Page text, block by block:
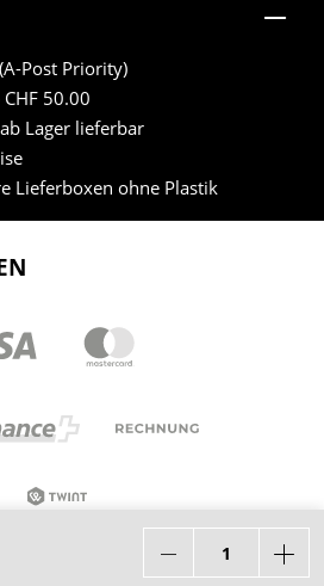
Post Priority)
50.00
Lager lieferbar
Lieferboxen ohne Plastik